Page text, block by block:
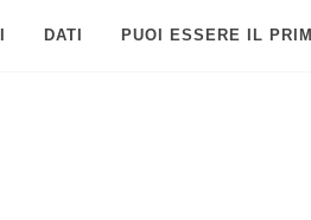
DATI PUOI ESSERE IL